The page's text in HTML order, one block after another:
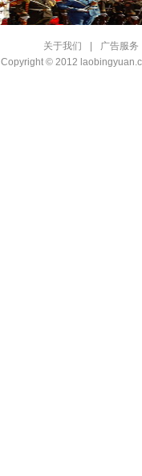
关于我们
广告服务
Copyright © 2012